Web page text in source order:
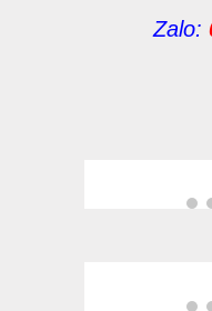
Zalo: